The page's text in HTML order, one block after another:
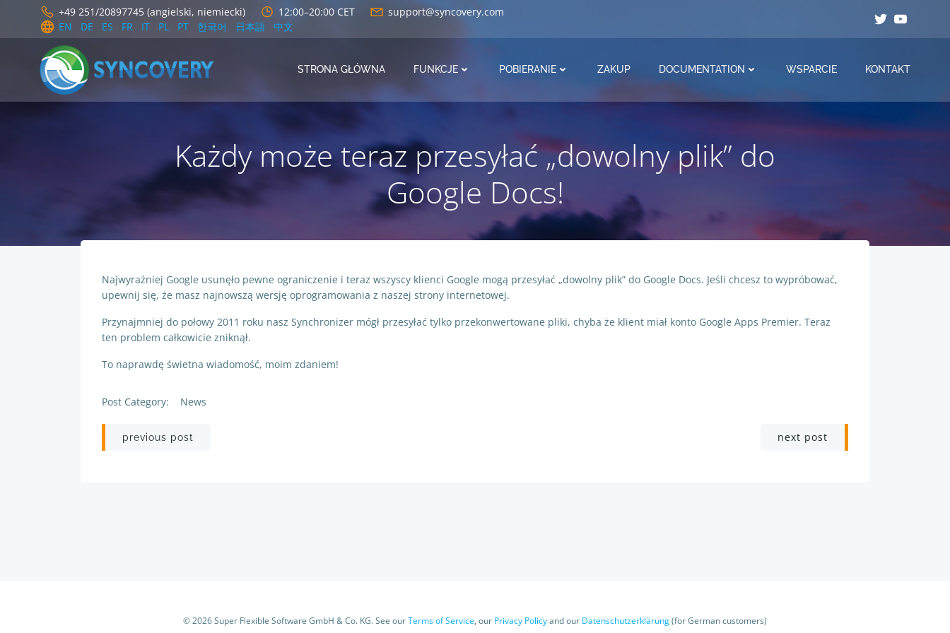
content
+49 251/20897745 (angielski, niemiecki) 12:00–20:00 CET
support@syncovery.com
EN
DE ES FR IT PL PT 한국어 日本語 中文
STRONA GŁÓWNA FUNKCJE POBIERANIE ZAKUP DOCUMENTATION WSPARCIE KONTAKT
Każdy może teraz przesyłać „dowolny plik” do
Google Docs!
Najwyraźniej Google usunęło pewne ograniczenie i teraz wszyscy klienci Google mogą przesyłać „dowolny plik” do Google Docs. Jeśli chcesz to wypróbować,
upewnij się, że masz najnowszą wersję oprogramowania z naszej strony internetowej.
Przynajmniej do połowy 2011 roku nasz Synchronizer mógł przesyłać tylko przekonwertowane pliki, chyba że klient miał konto Google Apps Premier. Teraz
ten problem całkowicie zniknął.
To naprawdę świetna wiadomość, moim zdaniem!
Post Category: News
Post
previous post next post
© 2026 Super Flexible Software GmbH & Co. KG. See ourTerms of Service, our Privacy Policyand our Datenschutzerklärung(for German customers)